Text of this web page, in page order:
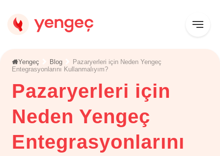
Yengeç Blog
Pazaryerleri için Neden Yengeç
Entegrasyonlarını Kullanmalıyım?
Pazaryerleri için
Neden Yengeç
Entegrasyonlarını